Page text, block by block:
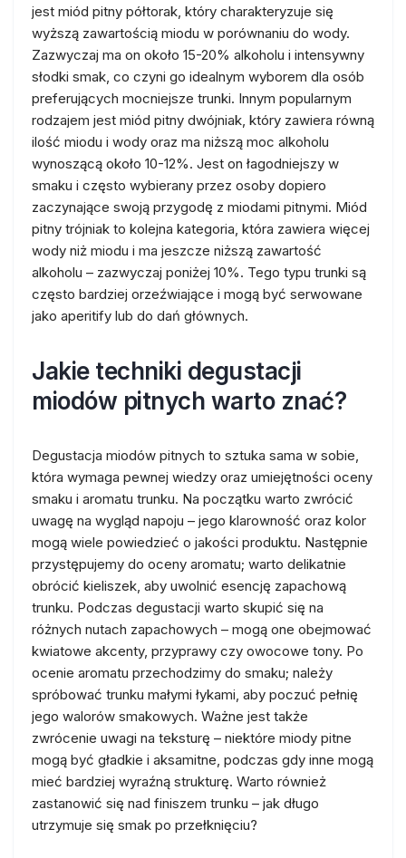
jest miód pitny półtorak, który charakteryzuje się
wyższą zawartością miodu w porównaniu do wody.
Zazwyczaj ma on około 15-20% alkoholu i intensywny
słodki smak, co czyni go idealnym wyborem dla osób
preferujących mocniejsze trunki. Innym popularnym
rodzajem jest miód pitny dwójniak, który zawiera równą
ilość miodu i wody oraz ma niższą moc alkoholu
wynoszącą około 10-12%. Jest on łagodniejszy w
smaku i często wybierany przez osoby dopiero
zaczynające swoją przygodę z miodami pitnymi. Miód
pitny trójniak to kolejna kategoria, która zawiera więcej
wody niż miodu i ma jeszcze niższą zawartość
alkoholu – zazwyczaj poniżej 10%. Tego typu trunki są
często bardziej orzeźwiające i mogą być serwowane
jako aperitify lub do dań głównych.
Jakie techniki degustacji
miodów pitnych warto znać?
Degustacja miodów pitnych to sztuka sama w sobie,
która wymaga pewnej wiedzy oraz umiejętności oceny
smaku i aromatu trunku. Na początku warto zwrócić
uwagę na wygląd napoju – jego klarowność oraz kolor
mogą wiele powiedzieć o jakości produktu. Następnie
przystępujemy do oceny aromatu; warto delikatnie
obrócić kieliszek, aby uwolnić esencję zapachową
trunku. Podczas degustacji warto skupić się na
różnych nutach zapachowych – mogą one obejmować
kwiatowe akcenty, przyprawy czy owocowe tony. Po
ocenie aromatu przechodzimy do smaku; należy
spróbować trunku małymi łykami, aby poczuć pełnię
jego walorów smakowych. Ważne jest także
zwrócenie uwagi na teksturę – niektóre miody pitne
mogą być gładkie i aksamitne, podczas gdy inne mogą
mieć bardziej wyraźną strukturę. Warto również
zastanowić się nad finiszem trunku – jak długo
utrzymuje się smak po przełknięciu?